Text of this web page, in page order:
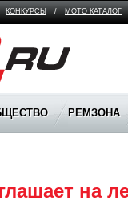
КОНКУРСЫ / МОТО КАТАЛОГ
РЕМЗОНА
на